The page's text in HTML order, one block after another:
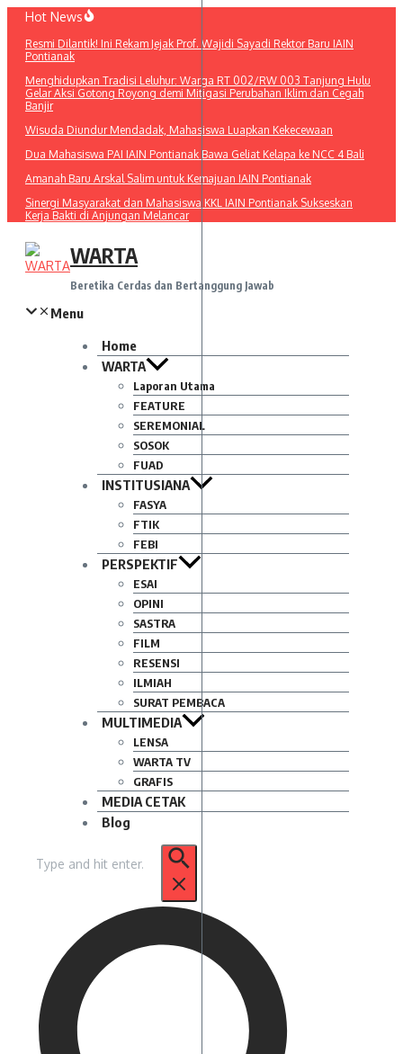
Lewati
konten
Hot News
Resmi Dilantik! Ini Rekam Jejak Prof. Wajidi Sayadi Rektor Baru IAIN
Pontianak
Menghidupkan Tradisi Leluhur: Warga RT 002/RW 003 Tanjung Hulu
Gelar Aksi Gotong Royong demi Mitigasi Perubahan Iklim dan Cegah
Banjir
Wisuda Diundur Mendadak, Mahasiswa Luapkan Kekecewaan
Dua Mahasiswa PAI IAIN Pontianak Bawa Geliat Kelapa ke NCC 4 Bali
Amanah Baru Arskal Salim untuk Kemajuan IAIN Pontianak
Sinergi Masyarakat dan Mahasiswa KKL IAIN Pontianak Sukseskan
Kerja Bakti di Anjungan Melancar
WARTA
Beretika Cerdas dan Bertanggung Jawab
Menu
Home
WARTA
Laporan Utama
FEATURE
SEREMONIAL
SOSOK
FUAD
INSTITUSIANA
FASYA
FTIK
FEBI
PERSPEKTIF
ESAI
OPINI
SASTRA
FILM
RESENSI
ILMIAH
SURAT PEMBACA
MULTIMEDIA
LENSA
WARTA TV
GRAFIS
MEDIA CETAK
Blog
untuk: